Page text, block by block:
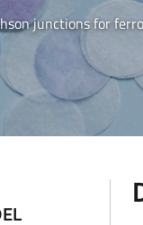
junctions for